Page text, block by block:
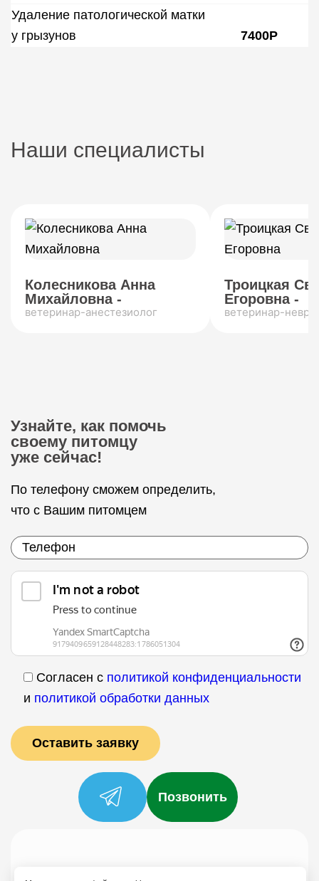
Удаление патологической матки
у грызунов
7400Р
Наши специалисты
Колесникова Анна
Михайловна -
ветеринар-анестезиолог
Троицкая
Егоровна -
ветеринар-
Узнайте, как помочь
своему питомцу
уже сейчас!
По телефону сможем определить,
что с Вашим питомцем
Согласен с политикой конфиденциальности
и политикой обработки данных
Позвонить